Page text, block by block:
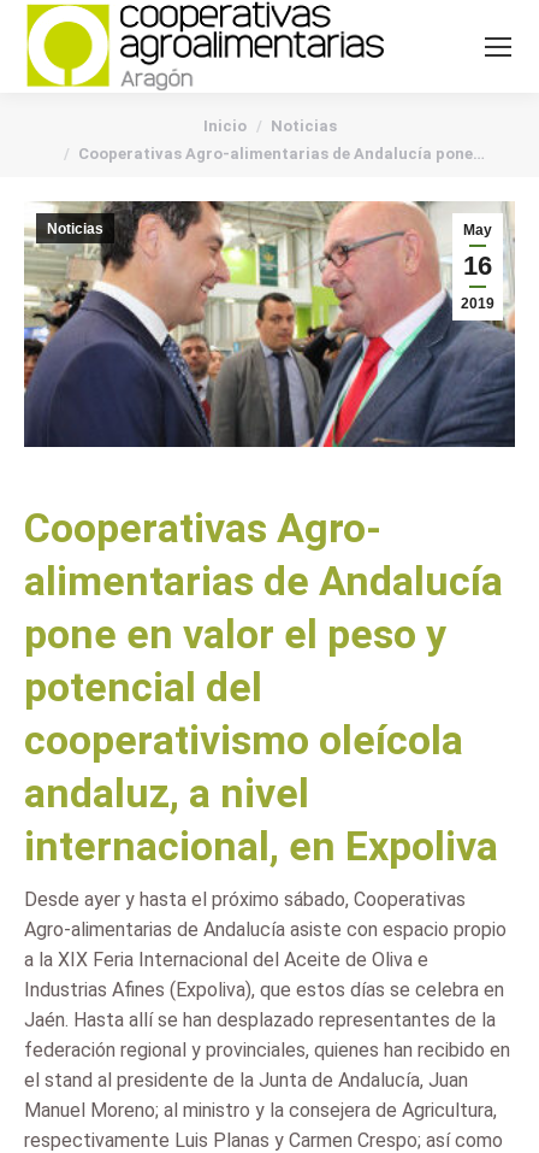
Inicio
Noticias
Cooperativas Agro-alimentarias de Andalucía pone…
May
16
2019
Noticias
Cooperativas Agro-
alimentarias de Andalucía
pone en valor el peso y
potencial del
cooperativismo oleícola
andaluz, a nivel
internacional, en Expoliva
Desde ayer y hasta el próximo sábado, Cooperativas
Agro-alimentarias de Andalucía asiste con espacio propio
a la XIX Feria Internacional del Aceite de Oliva e
Industrias Afines (Expoliva), que estos días se celebra en
Jaén. Hasta allí se han desplazado representantes de la
federación regional y provinciales, quienes han recibido en
el stand al presidente de la Junta de Andalucía, Juan
Manuel Moreno; al ministro y la consejera de Agricultura,
respectivamente Luis Planas y Carmen Crespo; así como